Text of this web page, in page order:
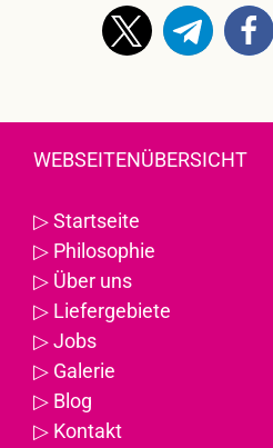
WEBSEITENÜBERSICHT
▷Startseite
▷ Philosophie
▷ Über uns
▷ Liefergebiete
▷Jobs
▷ Galerie
▷ Blog
▷ Kontakt